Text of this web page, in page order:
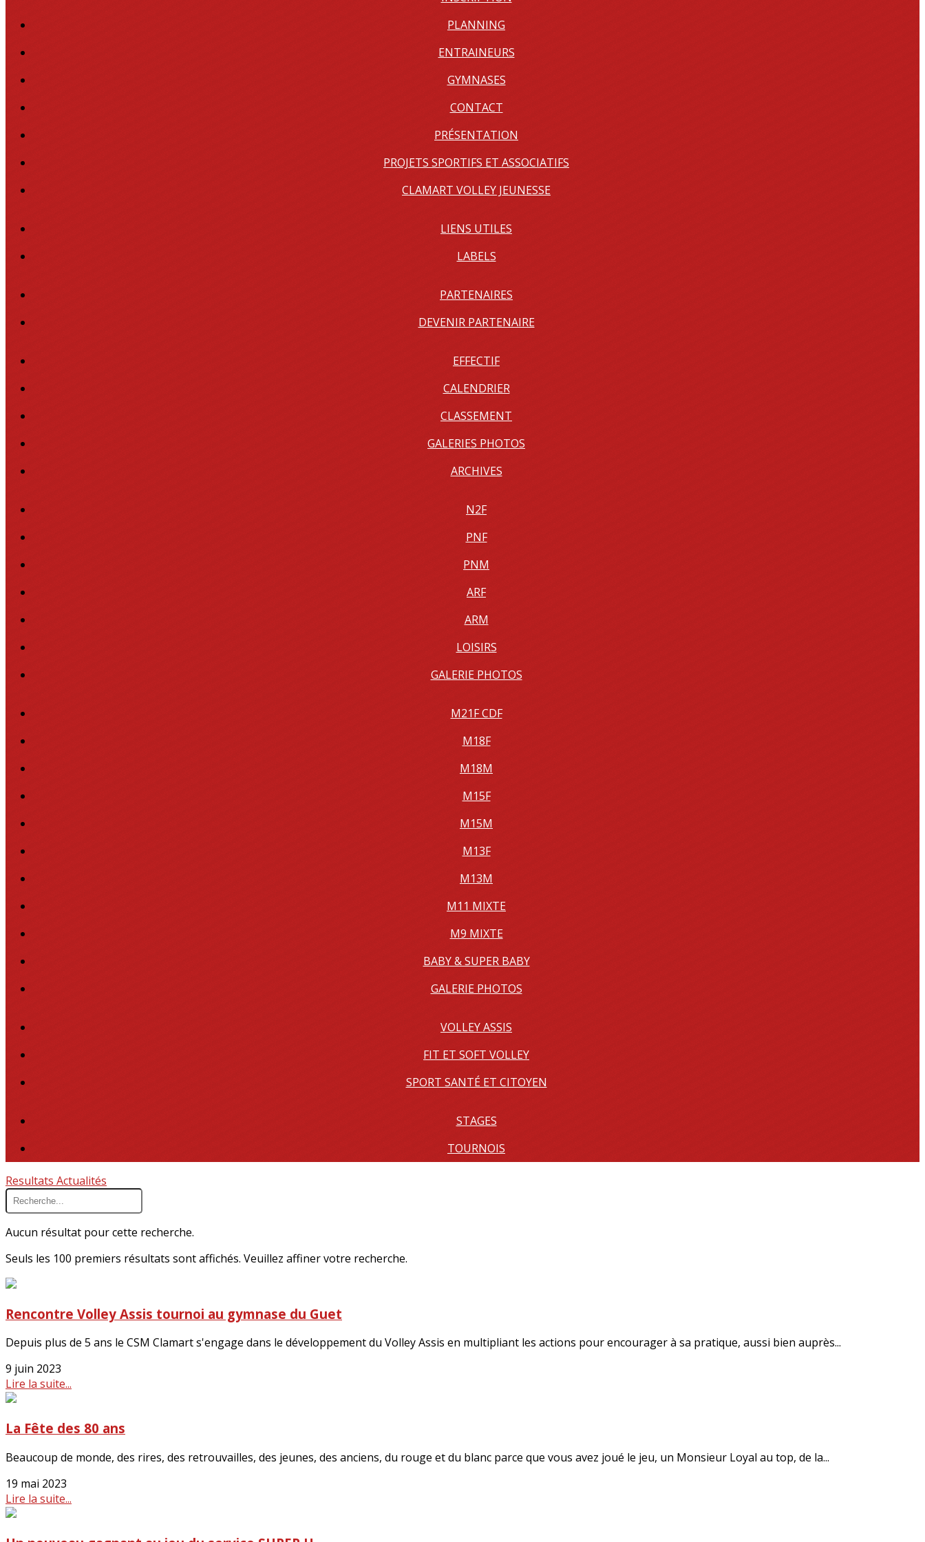
PLANNING
ENTRAINEURS
GYMNASES
CONTACT
PRÉSENTATION
PROJETS SPORTIFS ET ASSOCIATIFS
CLAMART VOLLEY JEUNESSE
LIENS UTILES
LABELS
PARTENAIRES
DEVENIR PARTENAIRE
EFFECTIF
CALENDRIER
CLASSEMENT
GALERIES PHOTOS
ARCHIVES
N2F
PNF
PNM
ARF
ARM
LOISIRS
GALERIE PHOTOS
M21F CDF
M18F
M18M
M15F
M15M
M13F
M13M
M11 MIXTE
M9 MIXTE
BABY & SUPER BABY
GALERIE PHOTOS
VOLLEY ASSIS
FIT ET SOFT VOLLEY
SPORT SANTÉ ET CITOYEN
STAGES
TOURNOIS
Resultats Actualités
Aucun résultat pour cette recherche.
Seuls les 100 premiers résultats sont affichés. Veuillez affiner votre recherche.
Rencontre Volley Assis tournoi au gymnase du Guet
Depuis plus de 5 ans le CSM Clamart s'engage dans le développement du Volley Assis en multipliant les actions pour encourager à sa pratique, aussi bien auprès...
9 juin 2023
Lire la suite...
La Fête des 80 ans
Beaucoup de monde, des rires, des retrouvailles, des jeunes, des anciens, du rouge et du blanc parce que vous avez joué le jeu, un Monsieur Loyal au top, de la...
19 mai 2023
Lire la suite...